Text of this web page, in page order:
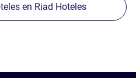
en Riad Hoteles